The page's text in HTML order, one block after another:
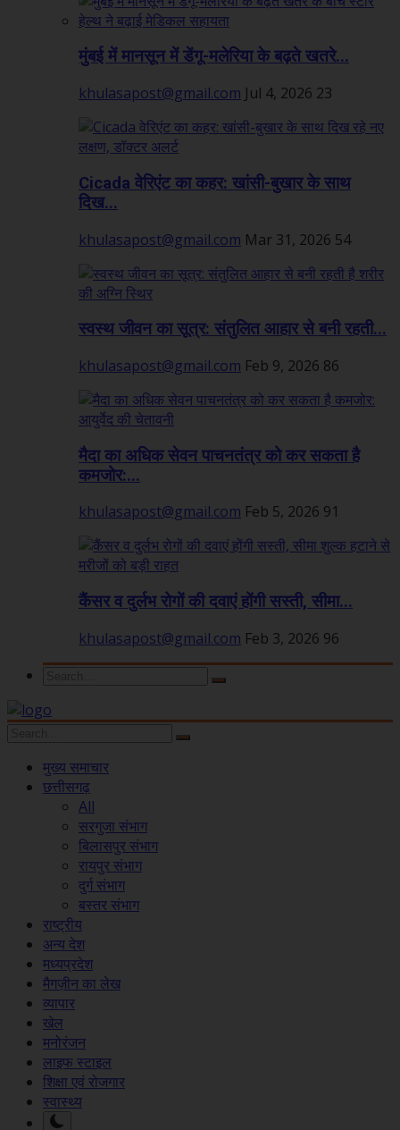
मुंबई में मानसून में डेंगू-मलेरिया के बढ़ते खतरे...
khulasapost@gmail.com Jul 4, 2026 23
Cicada वेरिएंट का कहर: खांसी-बुखार के साथ
दिख...
khulasapost@gmail.com Mar 31, 2026 54
स्वस्थ जीवन का सूत्र: संतुलित आहार से बनी रहती...
khulasapost@gmail.com Feb 9, 2026 86
मैदा का अधिक सेवन पाचनतंत्र को कर सकता है
कमजोर:...
khulasapost@gmail.com Feb 5, 2026 91
कैंसर व दुर्लभ रोगों की दवाएं होंगी सस्ती, सीमा...
khulasapost@gmail.com Feb 3, 2026 96
मुख्य समाचार
छत्तीसगढ़
All
सरगुजा संभाग
बिलासपुर संभाग
रायपुर संभाग
दुर्ग संभाग
बस्तर संभाग
राष्ट्रीय
अन्य देश
मध्यप्रदेश
मैगज़ीन का लेख
व्यापार
खेल
मनोरंजन
लाइफ स्टाइल
शिक्षा एवं रोजगार
स्वास्थ्य